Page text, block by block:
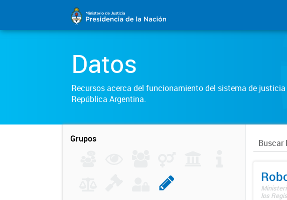
Datos
Recursos acerca del funcionamiento del sistema de justicia
República Argentina.
Grupos
los